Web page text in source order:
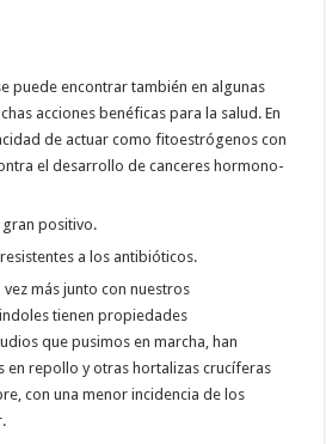
puede encontrar también en algunas
acciones benéficas para la salud. En
de actuar como fitoestrógenos con
el desarrollo de canceres hormono-
positivo.
a los antibióticos.
más junto con nuestros
tienen propiedades
que pusimos en marcha, han
en repollo y otras hortalizas crucíferas
con una menor incidencia de los